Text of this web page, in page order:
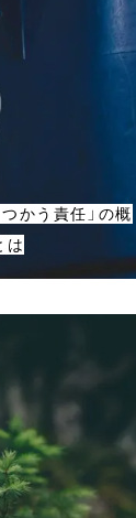
かう責任」の概
は